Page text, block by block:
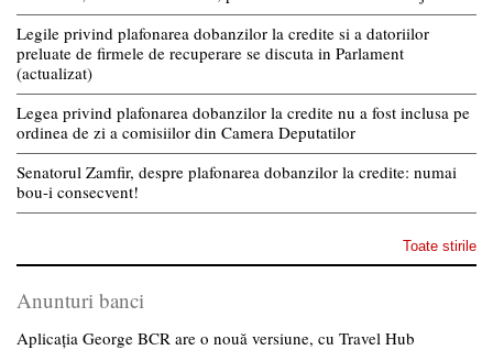
Legile privind plafonarea dobanzilor la credite si a datoriilor
preluate de firmele de recuperare se discuta in Parlament
(actualizat)
Legea privind plafonarea dobanzilor la credite nu a fost inclusa pe
ordinea de zi a comisiilor din Camera Deputatilor
Senatorul Zamfir, despre plafonarea dobanzilor la credite: numai
bou-i consecvent!
Toate stirile
Anunturi banci
Aplicația George BCR are o nouă versiune, cu Travel Hub